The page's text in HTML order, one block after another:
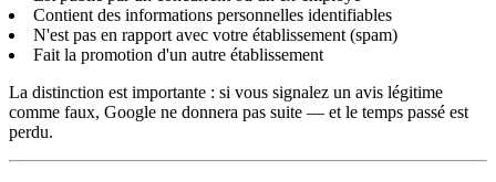
Contient des informations personnelles identifiables
N'est pas en rapport avec votre établissement (spam)
Fait la promotion d'un autre établissement
La distinction est importante : si vous signalez un avis légitime
comme faux, Google ne donnera pas suite — et le temps passé est
perdu.